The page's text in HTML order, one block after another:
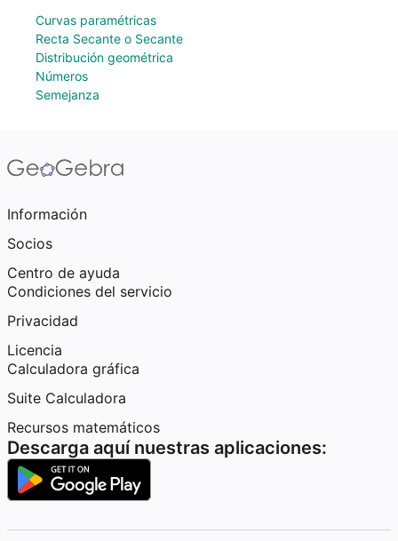
Curvas paramétricas
Recta Secante o Secante
Distribución geométrica
Números
Semejanza
Información
Socios
Centro de ayuda
Condiciones del servicio
Privacidad
Licencia
Calculadora gráfica
Suite Calculadora
Recursos matemáticos
Descarga aquí nuestras aplicaciones: